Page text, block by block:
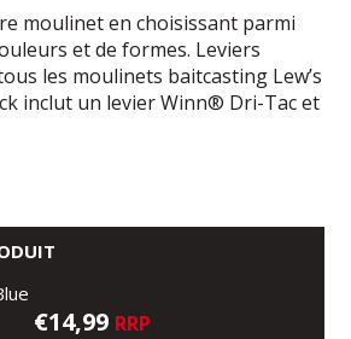
moulinet en choisissant parmi
et de formes. Leviers
les moulinets baitcasting Lew’s
inclut un levier Winn® Dri-Tac et
€14,99 RRP